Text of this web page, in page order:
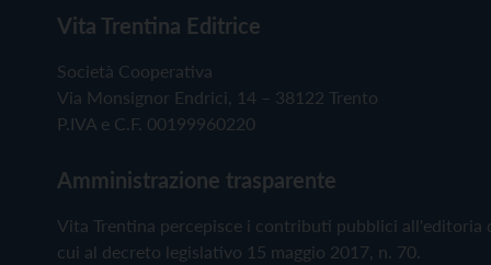
Vita Trentina Editrice
Società Cooperativa
Via Monsignor Endrici, 14 – 38122 Trento
P.IVA e C.F. 00199960220
Amministrazione trasparente
Vita Trentina percepisce i contributi pubblici all'editoria
cui al decreto legislativo 15 maggio 2017, n. 70.